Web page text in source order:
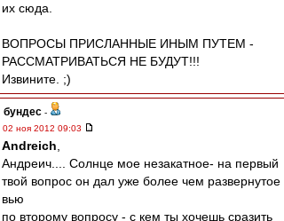
их сюда.
ВОПРОСЫ ПРИСЛАННЫЕ ИНЫМ ПУТЕМ -
РАССМАТРИВАТЬСЯ НЕ БУДУТ!!!
Извините. ;)
бундес -
02 ноя 2012 09:03
Andreich
Андреич.... Солнце мое незакатное- на первый
твой вопрос он дал уже более чем развернутое
вью
по второму вопросу - с кем ты хочешь сразить